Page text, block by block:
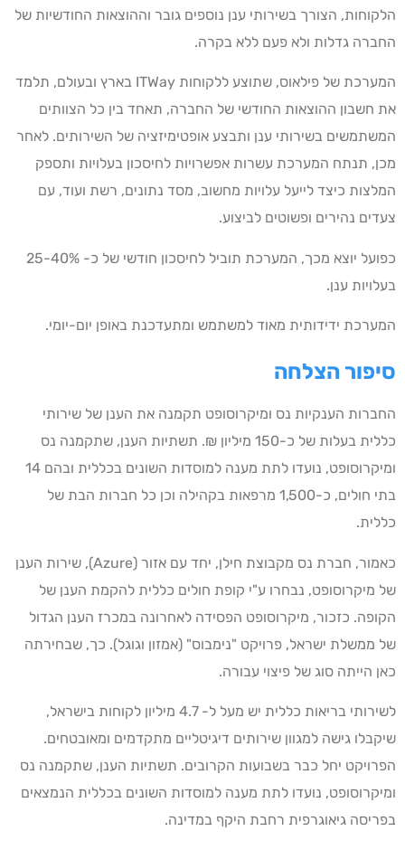
הלקוחות, הצורך בשירותי ענן נוספים גובר וההוצאות החודשיות של
החברה גדלות ולא פעם ללא בקרה.
המערכת של פילאוס, שתוצע ללקוחות ITWay בארץ ובעולם, תלמד
את חשבון ההוצאות החודשי של החברה, תאחד בין כל הצוותים
המשתמשים בשירותי ענן ותבצע אופטימיזציה של השירותים. לאחר
מכן, תנתח המערכת עשרות אפשרויות לחיסכון בעלויות ותספק
המלצות כיצד לייעל עלויות מחשוב, מסד נתונים, רשת ועוד, עם
צעדים נהירים ופשוטים לביצוע.
כפועל יוצא מכך, המערכת תוביל לחיסכון חודשי של כ- 25-40%
בעלויות ענן.
המערכת ידידותית מאוד למשתמש ומתעדכנת באופן יום-יומי.
סיפור הצלחה
החברות הענקיות נס ומיקרוסופט תקמנה את הענן של שירותי
כללית בעלות של כ-150 מיליון ₪. תשתיות הענן, שתקמנה נס
ומיקרוסופט, נועדו לתת מענה למוסדות השונים בכללית ובהם 14
בתי חולים, כ-1,500 מרפאות בקהילה וכן כל חברות הבת של
כללית.
כאמור, חברת נס מקבוצת חילן, יחד עם אזור (Azure), שירות הענן
של מיקרוסופט, נבחרו ע"י קופת חולים כללית להקמת הענן של
הקופה. כזכור, מיקרוסופט הפסידה לאחרונה במכרז הענן הגדול
של ממשלת ישראל, פרויקט "נימבוס" (אמזון וגוגל). כך, שבחירתה
כאן הייתה סוג של פיצוי עבורה.
לשירותי בריאות כללית יש מעל ל- 4.7 מיליון לקוחות בישראל,
שיקבלו גישה למגוון שירותים דיגיטליים מתקדמים ומאובטחים.
הפרויקט יחל כבר בשבועות הקרובים. תשתיות הענן, שתקמנה נס
ומיקרוסופט, נועדו לתת מענה למוסדות השונים בכללית הנמצאים
בפריסה גיאוגרפית רחבת היקף במדינה.